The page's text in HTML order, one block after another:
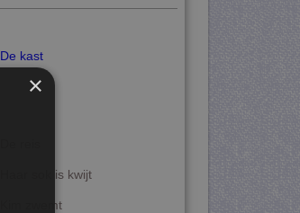
De kast
Haar sok is kwijt
Kim zwemt
×